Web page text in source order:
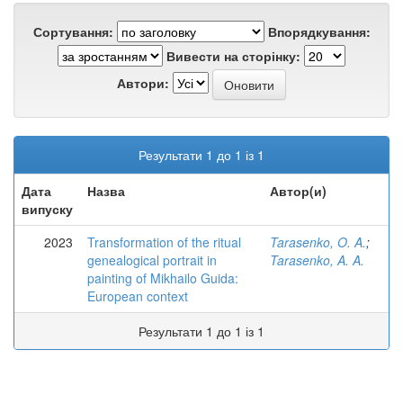
Сортування:
Впорядкування:
Вивести на сторінку:
Автори:
Результати 1 до 1 із 1
Дата
випуску
Назва Автор(и)
2023
Transformation of the ritual
genealogical portrait in
painting of Mikhailo Guida:
European context
Tarasenko, O. A.;
Tarasenko, A. A.
Результати 1 до 1 із 1